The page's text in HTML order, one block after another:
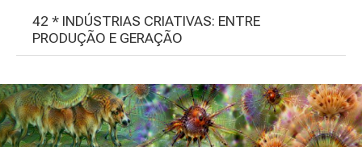
42 * INDÚSTRIAS CRIATIVAS: ENTRE
PRODUÇÃO E GERAÇÃO